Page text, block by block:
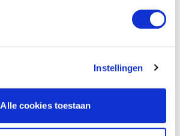
Instellingen
Alle cookies toestaan